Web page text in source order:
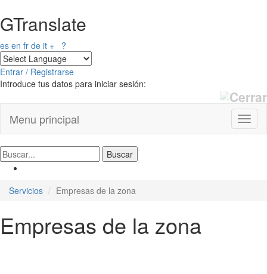
GTranslate
es en fr de it + ?
Entrar / Registrarse
Introduce tus datos para iniciar sesión:
Menu principal
Servicios Empresas de la zona
Empresas de la zona